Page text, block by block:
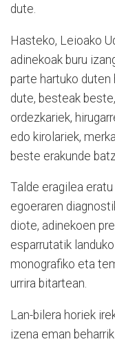
dute.
Hasteko, Leioako
adinekoak buru
parte hartuko
dute, besteak
ordezkariek,
edo kirolariek,
beste erakunde
Talde eragilea
egoeraren
diote, adinekoen
esparrutatik
monografiko eta
urrira bitartean.
Lan-bilera horiek
izena eman